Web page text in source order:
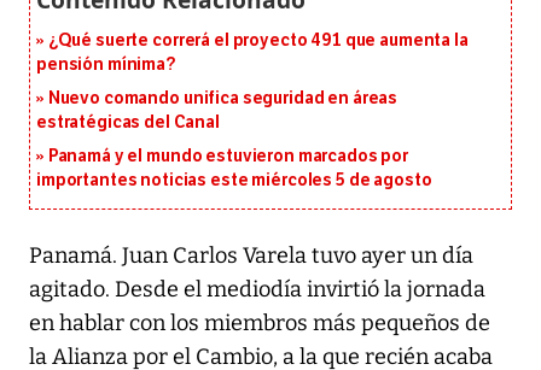
¿Qué suerte correrá el proyecto 491 que aumenta la
pensión mínima?
Nuevo comando unifica seguridad en áreas
estratégicas del Canal
Panamá y el mundo estuvieron marcados por
importantes noticias este miércoles 5 de agosto
Panamá. Juan Carlos Varela tuvo ayer un día
agitado. Desde el mediodía invirtió la jornada
en hablar con los miembros más pequeños de
la Alianza por el Cambio, a la que recién acaba